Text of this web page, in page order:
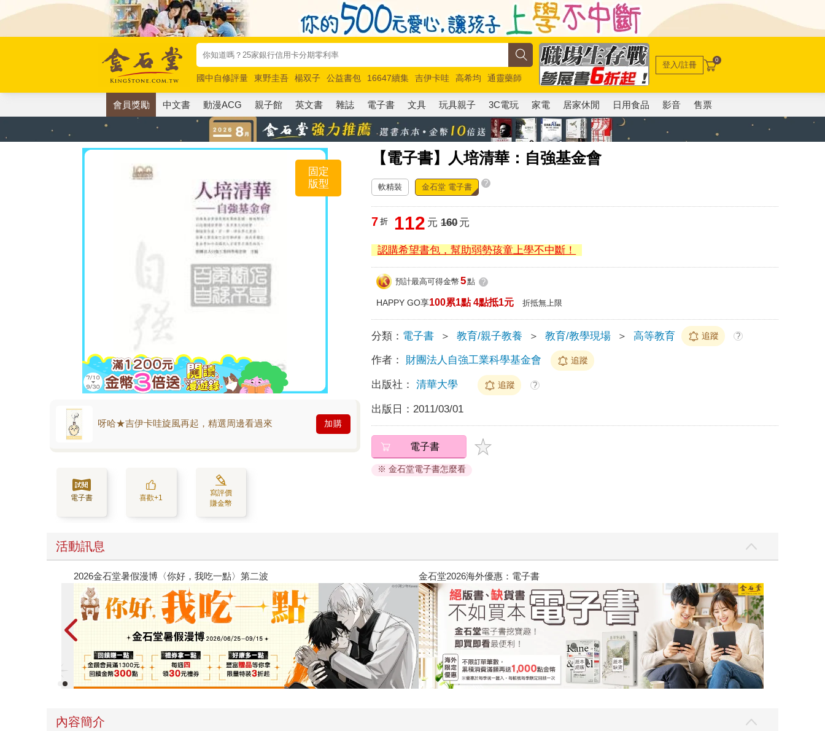
國中自修評量 東野圭吾 楊双子 公益書包 16647續集 吉伊卡哇 高希均
通靈藥師
唯紅花綻放
奧德賽 路邊攤新作 馬斯克 玩具總動員5 超慢跑
登入/註冊 0
會員獎勵 中文書 動漫ACG 親子館 英文書 雜誌 電子書 文具 玩具親子 3C電玩 家電 居家休閒 日用食品 影音 售票
【電子書】人培清華：自強基金會
固定
版型
呀哈★吉伊卡哇旋風再起，精選周邊看過來 加購
電子書 喜歡+1
寫評價
賺金幣
軟精裝 金石堂 電子書 ?
7 折 112 元 160元
認購希望書包，幫助弱勢孩童上學不中斷！
預計最高可得金幣 5點 ?
HAPPY GO享100累1點 4點抵1元 折抵無上限
分類： 電子書 ＞ 教育/親子教養 ＞ 教育/教學現場 ＞ 高等教育 追蹤 ?
作者： 財團法人自強工業科學基金會 追蹤
出版社： 清華大學 追蹤 ?
出版日： 2011/03/01
電子書
※ 金石堂電子書怎麼看
活動訊息
春光ｘ奇幻基地｜全書系展 2026金石堂暑假漫博〈你好，我吃一點〉第二波
內容簡介